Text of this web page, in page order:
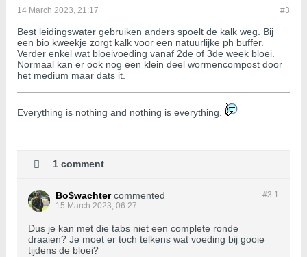
#3
14 March 2023, 21:17
Best leidingswater gebruiken anders spoelt de kalk weg. Bij
een bio kweekje zorgt kalk voor een natuurlijke ph buffer.
Verder enkel wat bloeivoeding vanaf 2de of 3de week bloei.
Normaal kan er ook nog een klein deel wormencompost door
het medium maar dats it.
​​​​​​Everything is nothing and nothing is everything.
1 comment
#3.1
Bo$wachter commented
15 March 2023, 06:27
Dus je kan met die tabs niet een complete ronde
draaien? Je moet er toch telkens wat voeding bij gooie
tijdens de bloei?